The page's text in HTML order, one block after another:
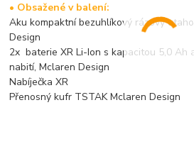
• Obsažené v balení:
Aku kompaktní bezuhlíkový rázový
Design
2x baterie XR Li-Ion s kapacitou 5,0 Ah
nabití, Mclaren Design
Nabíječka XR
Přenosný kufr TSTAK Mclaren Design